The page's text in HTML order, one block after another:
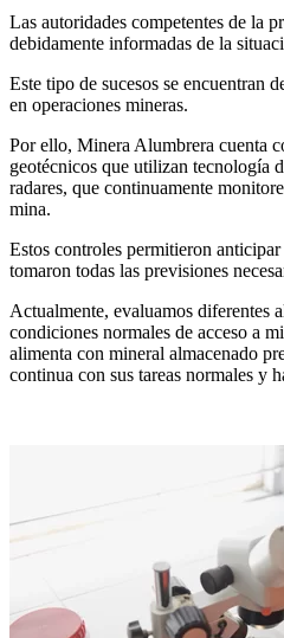
Las autoridades competentes de la
debidamente informadas de la
Este tipo de sucesos se encuentran
en operaciones mineras.
Por ello, Minera Alumbrera cuenta
geotécnicos que utilizan tecnología
radares, que continuamente
mina.
Estos controles permitieron
tomaron todas las previsiones
Actualmente, evaluamos diferentes
condiciones normales de acceso a
alimenta con mineral almacenado
continua con sus tareas normales y